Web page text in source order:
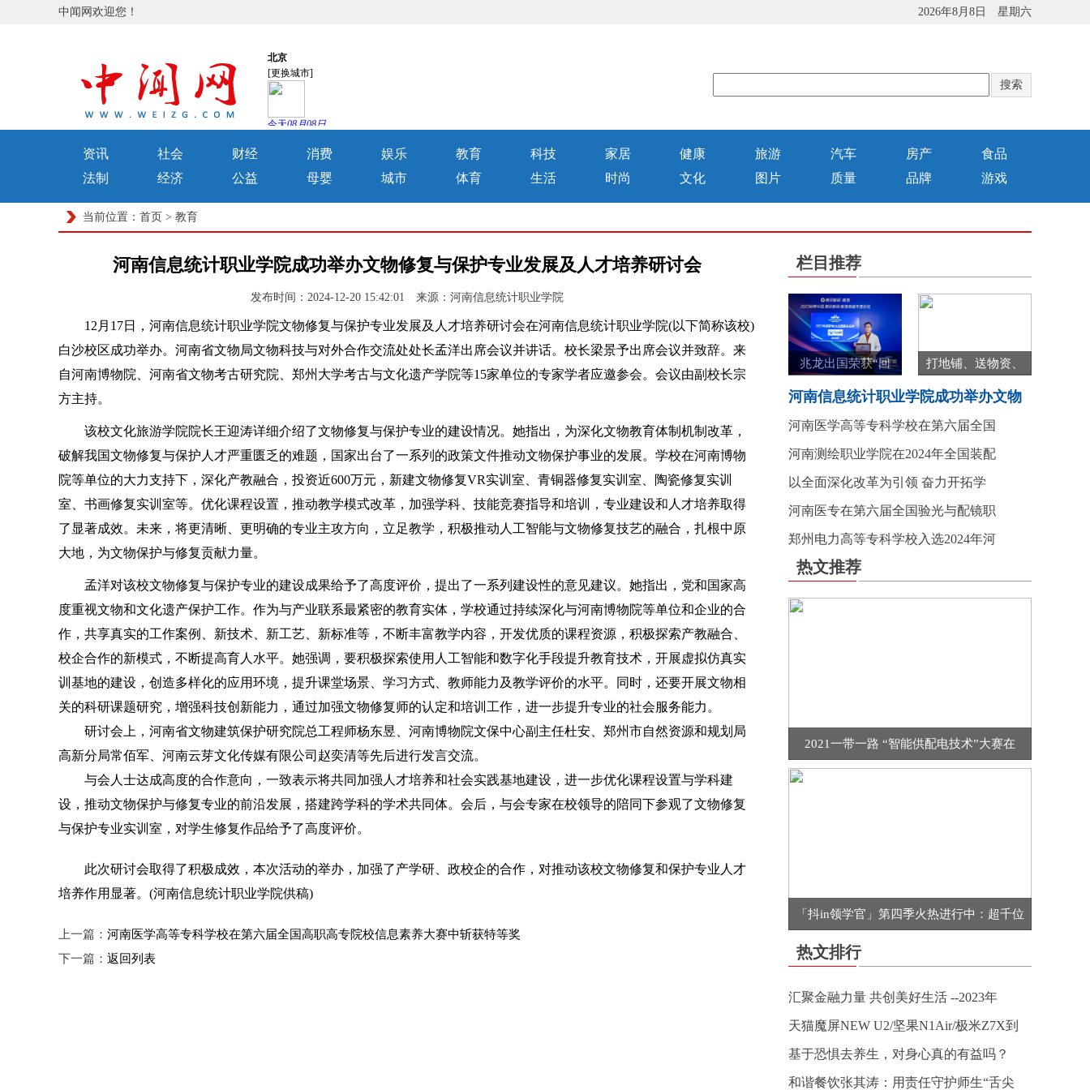
中闻网欢迎您！ 2026年8月8日 星期六
资讯 社会 财经 消费 娱乐 教育 科技 家居 健康 旅游 汽车 房产
食品
法制
经济 公益 母婴 城市 体育 生活 时尚 文化 图片 质量 品牌 游戏
当前位置： 首页 > 教育
河南信息统计职业学院成功举办文物修复与保护专业发展及人才培养研讨会
发布时间：2024-12-20 15:42:01 来源：河南信息统计职业学院
12月17日，河南信息统计职业学院文物修复与保护专业发展及人才培养研讨会在河南信息统计职业学院(以下简称该校)
白沙校区成功举办。河南省文物局文物科技与对外合作交流处处长孟洋出席会议并讲话。校长梁景予出席会议并致辞。来
自河南博物院、河南省文物考古研究院、郑州大学考古与文化遗产学院等15家单位的专家学者应邀参会。会议由副校长宗
方主持。
该校文化旅游学院院长王迎涛详细介绍了文物修复与保护专业的建设情况。她指出，为深化文物教育体制机制改革，
破解我国文物修复与保护人才严重匮乏的难题，国家出台了一系列的政策文件推动文物保护事业的发展。学校在河南博物
院等单位的大力支持下，深化产教融合，投资近600万元，新建文物修复VR实训室、青铜器修复实训室、陶瓷修复实训
室、书画修复实训室等。优化课程设置，推动教学模式改革，加强学科、技能竞赛指导和培训，专业建设和人才培养取得
了显著成效。未来，将更清晰、更明确的专业主攻方向，立足教学，积极推动人工智能与文物修复技艺的融合，扎根中原
大地，为文物保护与修复贡献力量。
孟洋对该校文物修复与保护专业的建设成果给予了高度评价，提出了一系列建设性的意见建议。她指出，党和国家高
度重视文物和文化遗产保护工作。作为与产业联系最紧密的教育实体，学校通过持续深化与河南博物院等单位和企业的合
作，共享真实的工作案例、新技术、新工艺、新标准等，不断丰富教学内容，开发优质的课程资源，积极探索产教融合、
校企合作的新模式，不断提高育人水平。她强调，要积极探索使用人工智能和数字化手段提升教育技术，开展虚拟仿真实
训基地的建设，创造多样化的应用环境，提升课堂场景、学习方式、教师能力及教学评价的水平。同时，还要开展文物相
关的科研课题研究，增强科技创新能力，通过加强文物修复师的认定和培训工作，进一步提升专业的社会服务能力。
研讨会上，河南省文物建筑保护研究院总工程师杨东昱、河南博物院文保中心副主任杜安、郑州市自然资源和规划局
高新分局常佰军、河南云芽文化传媒有限公司赵奕清等先后进行发言交流。
与会人士达成高度的合作意向，一致表示将共同加强人才培养和社会实践基地建设，进一步优化课程设置与学科建
设，推动文物保护与修复专业的前沿发展，搭建跨学科的学术共同体。会后，与会专家在校领导的陪同下参观了文物修复
与保护专业实训室，对学生修复作品给予了高度评价。
此次研讨会取得了积极成效，本次活动的举办，加强了产学研、政校企的合作，对推动该校文物修复和保护专业人才
培养作用显著。(河南信息统计职业学院供稿)
上一篇： 河南医学高等专科学校在第六届全国高职高专院校信息素养大赛中斩获特等奖
下一篇： 返回列表
栏目推荐
兆龙出国荣获“回 打地铺、送物资、
河南信息统计职业学院成功举办文物
河南医学高等专科学校在第六届全国
河南测绘职业学院在2024年全国装配
以全面深化改革为引领 奋力开拓学
河南医专在第六届全国验光与配镜职
郑州电力高等专科学校入选2024年河
热文推荐
2021一带一路 “智能供配电技术”大赛在
「抖in领学官」第四季火热进行中：超千位
热文排行
汇聚金融力量 共创美好生活 --2023年
天猫魔屏NEW U2/坚果N1Air/极米Z7X到
基于恐惧去养生，对身心真的有益吗？
和谐餐饮张其涛：用责任守护师生“舌尖